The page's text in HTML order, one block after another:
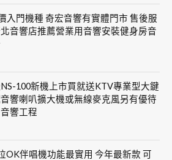
入門機種 奇宏音響有實體門市 售後服
音響店推薦營業用音響安裝健身房音
100新機上市買就送KTV專業型大鍵
響喇叭擴大機或無線麥克風另有優待
響工程
OK伴唱機功能最實用 今年最新款 可